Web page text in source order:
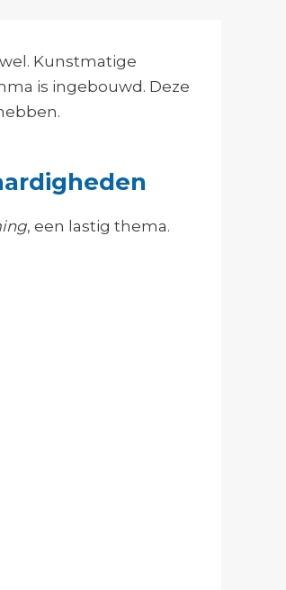
Kunstmatige
is ingebouwd. Deze
, een lastig thema.